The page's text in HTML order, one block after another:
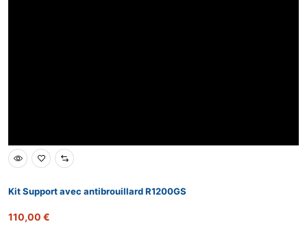
Kit Support avec antibrouillard R1200GS
110,00 €